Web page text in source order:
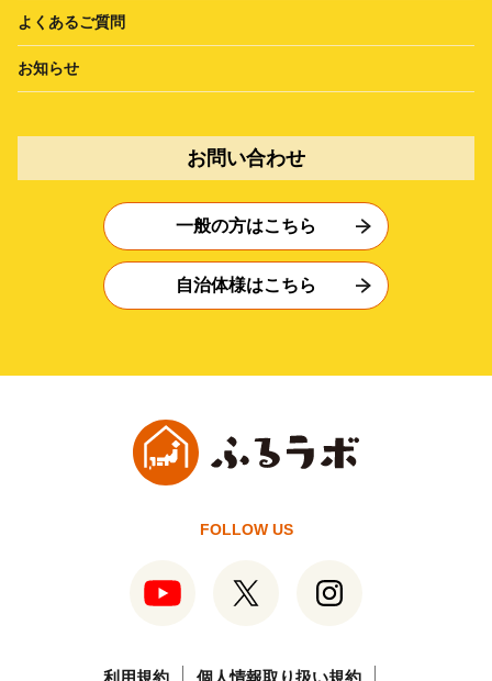
よくあるご質問
お知らせ
お問い合わせ
一般の方はこちら
自治体様はこちら
FOLLOW US
利用規約 個人情報取り扱い規約